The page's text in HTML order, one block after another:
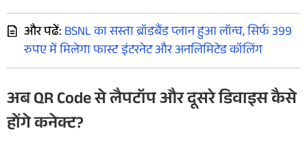
और पढें: BSNL का सस्ता ब्रॉडबैंड प्लान हुआ लॉन्च, सिर्फ 399
रुपए में मिलेगा फास्ट इंटरनेट और अनलिमिटेड कॉलिंग
अब QR Code से लैपटॉप और दूसरे डिवाइस कैसे
होंगे कनेक्ट?